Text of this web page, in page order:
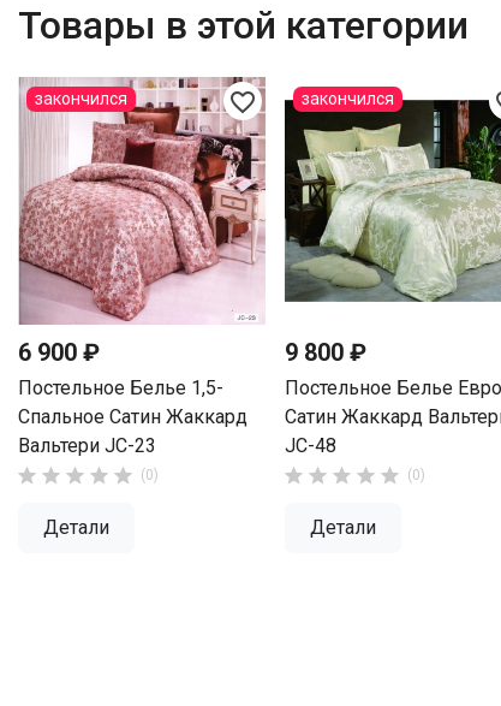
Товары в этой категории
favorite_border
6 900 ₽
Постельное Белье 1,5-
Спальное Сатин Жаккард
Вальтери JC-23
     (0)
Детали
закончился
9 800 ₽
Постельное Белье Евро
Сатин Жаккард
JC-48
     (0)
Детали
закончился